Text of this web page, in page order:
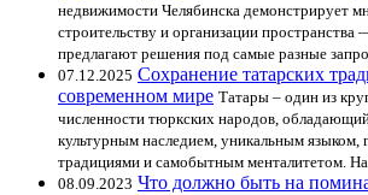
недвижимости Челябинска демонстрирует
строительству и организации
предлагают решения под самые разные
07.12.2025 Сохранение татарских
современном мире Татары – один из
численности тюркских народов,
культурным наследием, уникальным языком,
традициями и самобытным менталитетом.
08.09.2023 Что должно быть на